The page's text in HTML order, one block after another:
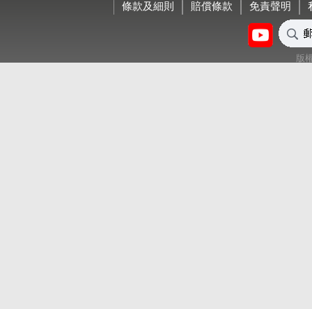
條款及細則 賠償條款 免責聲明
版